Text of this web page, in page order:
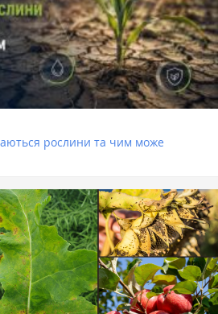
рослини та чим може